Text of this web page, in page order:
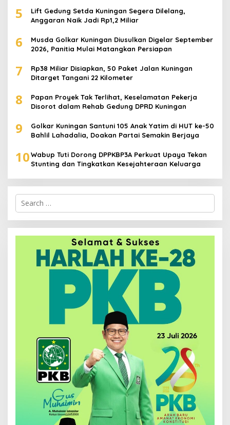
5
Lift Gedung Setda Kuningan Segera Dilelang,
Anggaran Naik Jadi Rp1,2 Miliar
6
Musda Golkar Kuningan Diusulkan Digelar September
2026, Panitia Mulai Matangkan Persiapan
7
Rp38 Miliar Disiapkan, 50 Paket Jalan Kuningan
Ditarget Tangani 22 Kilometer
8
Papan Proyek Tak Terlihat, Keselamatan Pekerja
Disorot dalam Rehab Gedung DPRD Kuningan
9
Golkar Kuningan Santuni 105 Anak Yatim di HUT ke-50
Bahlil Lahadalia, Doakan Partai Semakin Berjaya
10Wabup Tuti Dorong DPPKBP3A Perkuat Upaya Tekan
Stunting dan Tingkatkan Kesejahteraan Keluarga
Search
for: